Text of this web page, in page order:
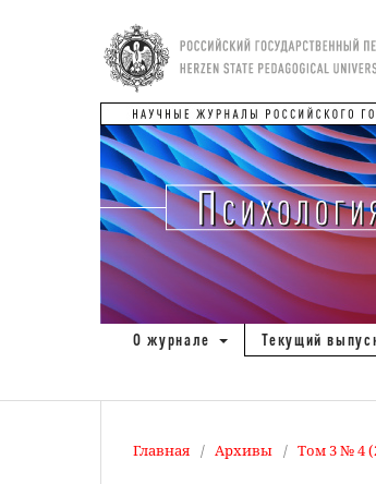
О журнале Текущий
Главная / Архивы / Том 3 № 4